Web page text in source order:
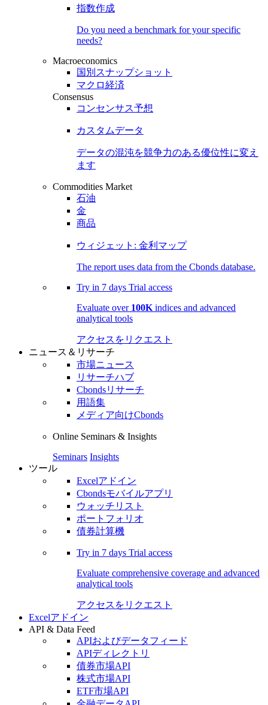
指数作成
Do you need a benchmark for your specific
needs?
Macroeconomics
国別スナップショット
マクロ経済
Consensus
コンセンサス予想
カスタムデータ
データの混沌を競争力のある優位性に変え
ます
Commodities Market
石油
金
商品
ウィジェット: 金利マップ
The report uses data from the Cbonds database.
Try in 7 days Trial access
Evaluate over 100K indices and advanced
analytical tools
アクセスをリクエスト
ニュース＆リサーチ
市場ニュース
リサーチハブ
Cbondsリサーチ
用語集
メディア向けCbonds
Online Seminars & Insights
Seminars Insights
ツール
Excelアドイン
Cbondsモバイルアプリ
ウォッチリスト
ポートフォリオ
債券計算機
Try in 7 days Trial access
Evaluate comprehensive coverage and advanced
analytical tools
アクセスをリクエスト
Excelアドイン
API & Data Feed
APIおよびデータフィード
APIディレクトリ
債券市場API
株式市場API
ETF市場API